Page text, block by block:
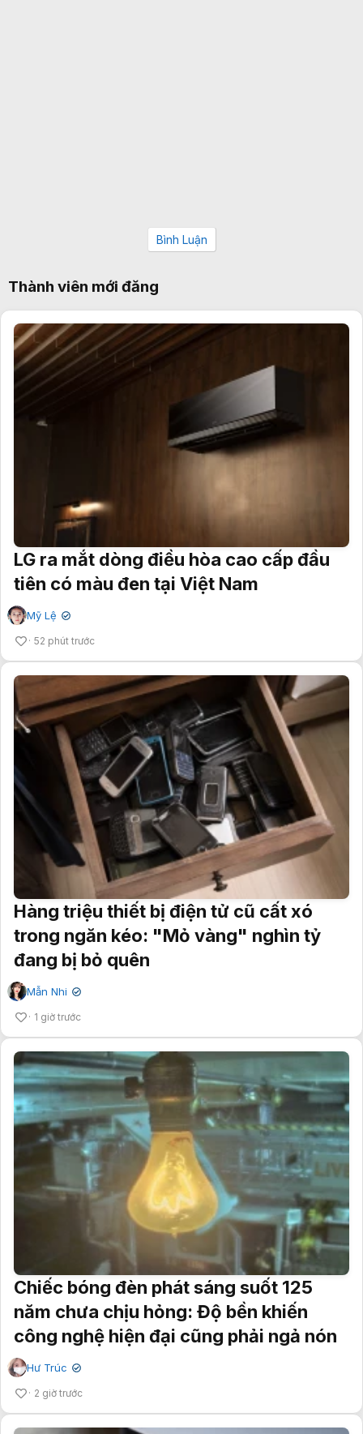
Bình Luận
Thành viên mới đăng
LG ra mắt dòng điều hòa cao cấp đầu
tiên có màu đen tại Việt Nam
Mỹ Lệ ✔
52 phút trước
Hàng triệu thiết bị điện tử cũ cất xó
trong ngăn kéo: "Mỏ vàng" nghìn tỷ
đang bị bỏ quên
Mẫn Nhi ✔
1 giờ trước
Chiếc bóng đèn phát sáng suốt 125
năm chưa chịu hỏng: Độ bền khiến
công nghệ hiện đại cũng phải ngả nón
Hư Trúc ✔
2 giờ trước